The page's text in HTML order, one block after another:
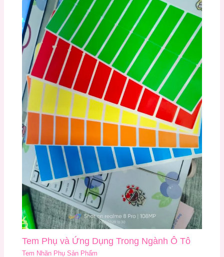
Tem Phụ và Ứng Dụng Trong Ngành Ô Tô
Tem Nhãn Phụ Sản Phẩm